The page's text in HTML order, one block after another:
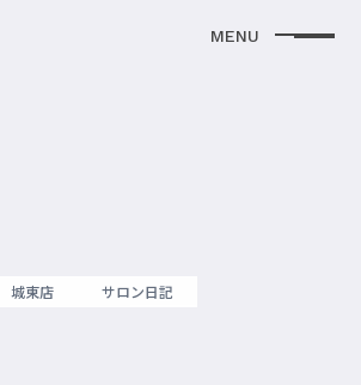
城東店 サロン日記